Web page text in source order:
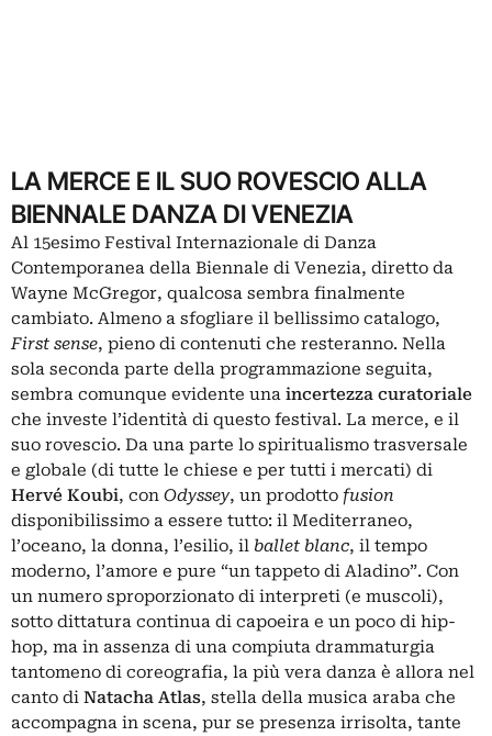
LA MERCE E IL SUO ROVESCIO ALLA
BIENNALE DANZA DI VENEZIA
Al 15esimo Festival Internazionale di Danza
Contemporanea della Biennale di Venezia, diretto da
Wayne McGregor, qualcosa sembra finalmente
cambiato. Almeno a sfogliare il bellissimo catalogo,
First sense, pieno di contenuti che resteranno. Nella
sola seconda parte della programmazione seguita,
sembra comunque evidente una incertezza curatoriale
che investe l’identità di questo festival. La merce, e il
suo rovescio. Da una parte lo spiritualismo trasversale
e globale (di tutte le chiese e per tutti i mercati) di
Hervé Koubi, con Odyssey, un prodotto fusion
disponibilissimo a essere tutto: il Mediterraneo,
l’oceano, la donna, l’esilio, il ballet blanc, il tempo
moderno, l’amore e pure “un tappeto di Aladino”. Con
un numero sproporzionato di interpreti (e muscoli),
sotto dittatura continua di capoeira e un poco di hip-
hop, ma in assenza di una compiuta drammaturgia
tantomeno di coreografia, la più vera danza è allora nel
canto di Natacha Atlas, stella della musica araba che
accompagna in scena, pur se presenza irrisolta, tante